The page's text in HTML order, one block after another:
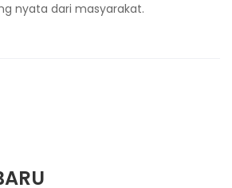
nyata dari masyarakat.